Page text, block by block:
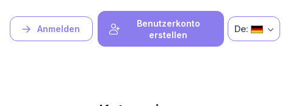
Anmelden
Benutzerkonto
erstellen
De: